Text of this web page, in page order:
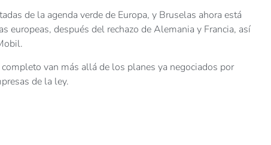
de la agenda verde de Europa, y Bruselas ahora está
europeas, después del rechazo de Alemania y Francia, así
van más allá de los planes ya negociados por
de la ley.